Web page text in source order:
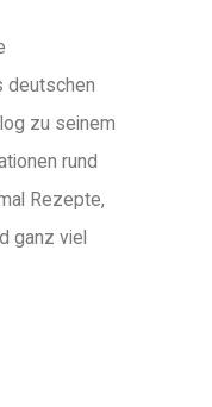
deutschen
zu seinem
rund
Rezepte,
ganz viel